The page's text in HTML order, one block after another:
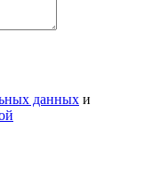
данных и